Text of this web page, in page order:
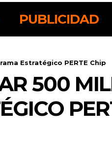
PUBLICIDAD
Estratégico PERTE Chip
500